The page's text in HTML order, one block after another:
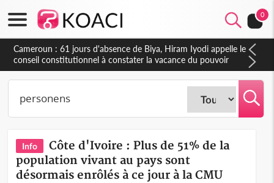
0
Cameroun : 61 jours d'absence de Biya, Hiram Iyodi appelle le
conseil constitutionnel à constater la vacance du pouvoir
Info
Côte d'Ivoire : Plus de 51% de la
population vivant au pays sont
désormais enrôlés à ce jour à la CMU